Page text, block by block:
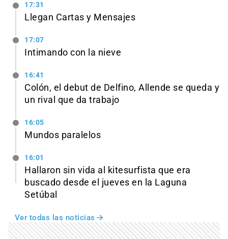
17:31
Llegan Cartas y Mensajes
17:07
Intimando con la nieve
16:41
Colón, el debut de Delfino, Allende se queda y
un rival que da trabajo
16:05
Mundos paralelos
16:01
Hallaron sin vida al kitesurfista que era
buscado desde el jueves en la Laguna
Setúbal
Ver todas las noticias